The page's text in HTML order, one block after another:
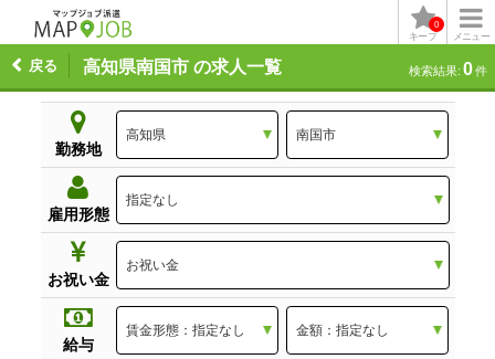
メニュー
キープ
0
高知県南国市 の求人一覧
戻る 検索結果: 0件
勤務地
雇用形態
お祝い金
給与